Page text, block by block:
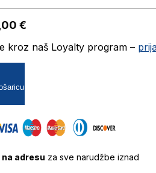
€
kroz naš Loyalty program –
adresu za sve narudžbe iznad